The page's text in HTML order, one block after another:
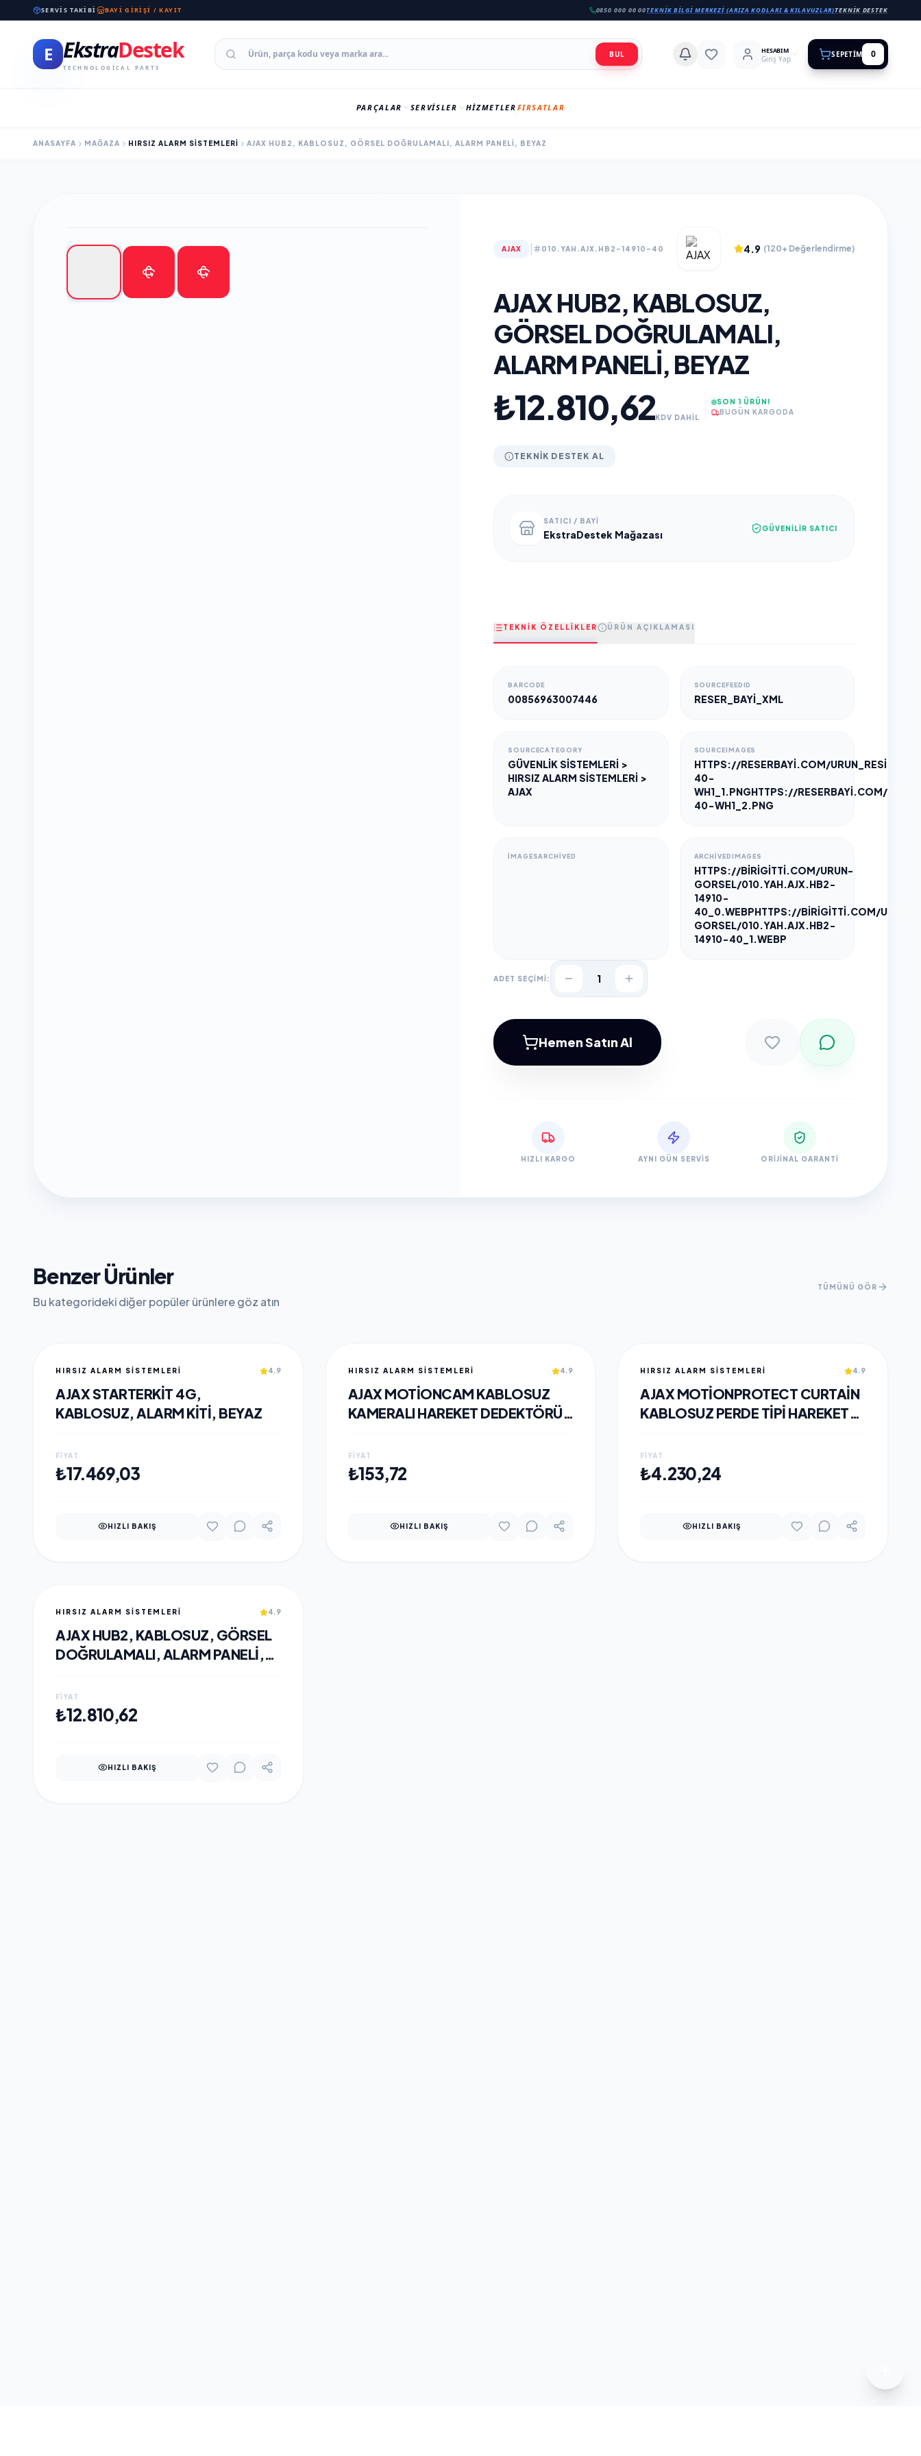
SERVIS TAKIBI BAYI GIRIŞI / KAYIT 0850 000 00 00TEKNIK BILGI MERKEZI (ARIZA KODLARI & KILAVUZLAR)TEKNIK DESTEK
E EkstraDestek
TECHNOLOGICAL PARTS
BUL HESABIM
Giriş Yap SEPETIM 0
PARÇALAR SERVISLER HIZMETLER FIRSATLAR
ANASAYFA MAĞAZA HIRSIZ ALARM SİSTEMLERİ AJAX HUB2, KABLOSUZ, GÖRSEL DOĞRULAMALI, ALARM PANELI, BEYAZ
AJAX 010.YAH.AJX.HB2-14910-40 4.9 (120+ Değerlendirme)
AJAX HUB2, KABLOSUZ,
GÖRSEL DOĞRULAMALI,
ALARM PANELI, BEYAZ
₺12.810,62KDV DAHİL
SON 1 ÜRÜN!
BUGÜN KARGODA
TEKNIK DESTEK AL
SATICI / BAYI
EkstraDestek Mağazası GÜVENILIR SATICI
TEKNİK ÖZELLİKLER ÜRÜN AÇIKLAMASI
BARCODE
00856963007446
SOURCEFEEDID
RESER_BAYI_XML
SOURCECATEGORY
GÜVENLİK SİSTEMLERİ >
HIRSIZ ALARM SİSTEMLERİ >
AJAX
SOURCEIMAGES
HTTPS://RESERBAYI.COM/
40-
WH1_1.PNGHTTPS://RESERBAYI.COM/
40-WH1_2.PNG
IMAGESARCHIVED ARCHIVEDIMAGES
HTTPS://BIRIGITTI.COM/URUN-
GORSEL/010.YAH.AJX.HB2-
14910-
40_0.WEBPHTTPS://BIRIGITTI.COM/URUN-
GORSEL/010.YAH.AJX.HB2-
14910-40_1.WEBP
ADET SEÇİMİ: 1
Hemen Satın Al
HIZLI KARGO AYNI GÜN SERVIS ORIJINAL GARANTI
Benzer Ürünler
Bu kategorideki diğer popüler ürünlere göz atın
TÜMÜNÜ GÖR
HIRSIZ ALARM SİSTEMLERİ 4.9
AJAX STARTERKIT 4G,
KABLOSUZ, ALARM KITI, BEYAZ
FIYAT
₺17.469,03
HIZLI BAKIŞ
HIRSIZ ALARM SİSTEMLERİ 4.9
AJAX MOTIONCAM KABLOSUZ
KAMERALI HAREKET DEDEKTÖRÜ
FIYAT
₺153,72
HIZLI BAKIŞ
HIRSIZ ALARM SİSTEMLERİ 4.9
AJAX MOTIONPROTECT CURTAIN
KABLOSUZ PERDE TIPI HAREKET
FIYAT
₺4.230,24
HIZLI BAKIŞ
HIRSIZ ALARM SİSTEMLERİ 4.9
AJAX HUB2, KABLOSUZ, GÖRSEL
DOĞRULAMALI, ALARM PANELI,
FIYAT
₺12.810,62
HIZLI BAKIŞ